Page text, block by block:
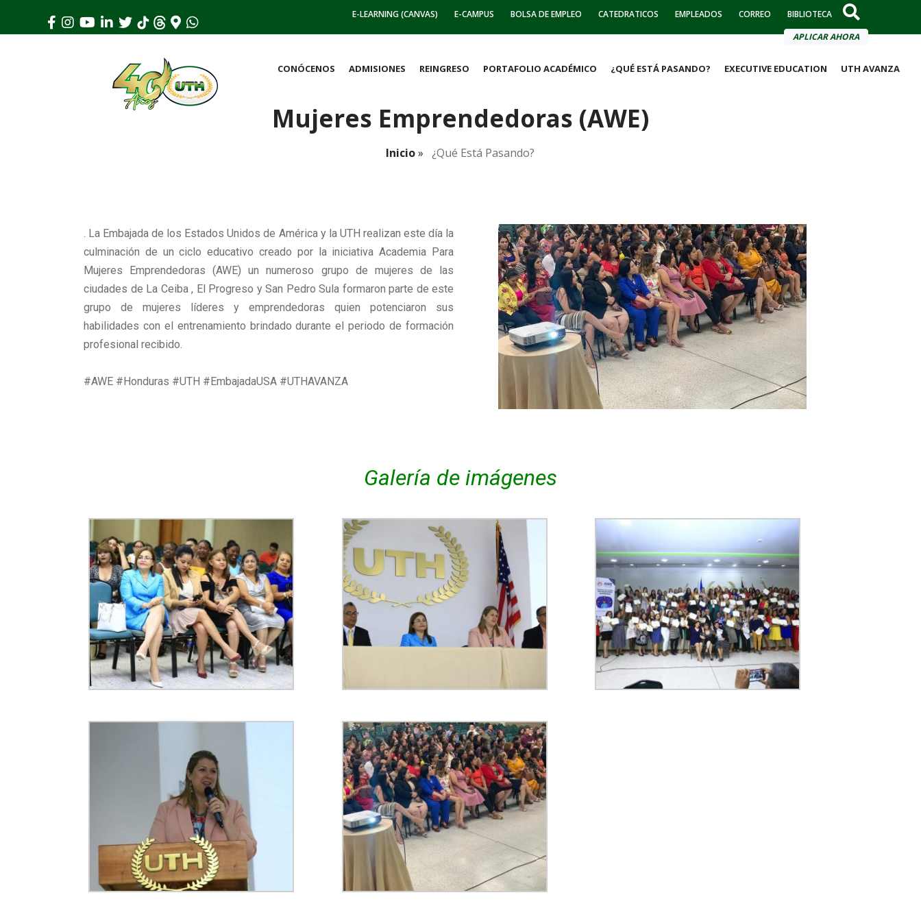
E-LEARNING (CANVAS) E-CAMPUS BOLSA DE EMPLEO CATEDRATICOS EMPLEADOS CORREO
BIBLIOTECA
APLICAR AHORA
CONÓCENOS ADMISIONES REINGRESO PORTAFOLIO ACADÉMICO ¿QUÉ ESTÁ PASANDO? EXECUTIVE EDUCATION UTH AVANZA
Mujeres Emprendedoras (AWE)
Inicio» ¿qué Está Pasando?
. La Embajada de los Estados Unidos de América y la UTH realizan este día la
culminación de un ciclo educativo creado por la iniciativa Academia Para
Mujeres Emprendedoras (AWE) un numeroso grupo de mujeres de las
ciudades de La Ceiba , El Progreso y San Pedro Sula formaron parte de este
grupo de mujeres líderes y emprendedoras quien potenciaron sus
habilidades con el entrenamiento brindado durante el periodo de formación
profesional recibido.
#AWE #Honduras #UTH #EmbajadaUSA #UTHAVANZA
Galería de imágenes